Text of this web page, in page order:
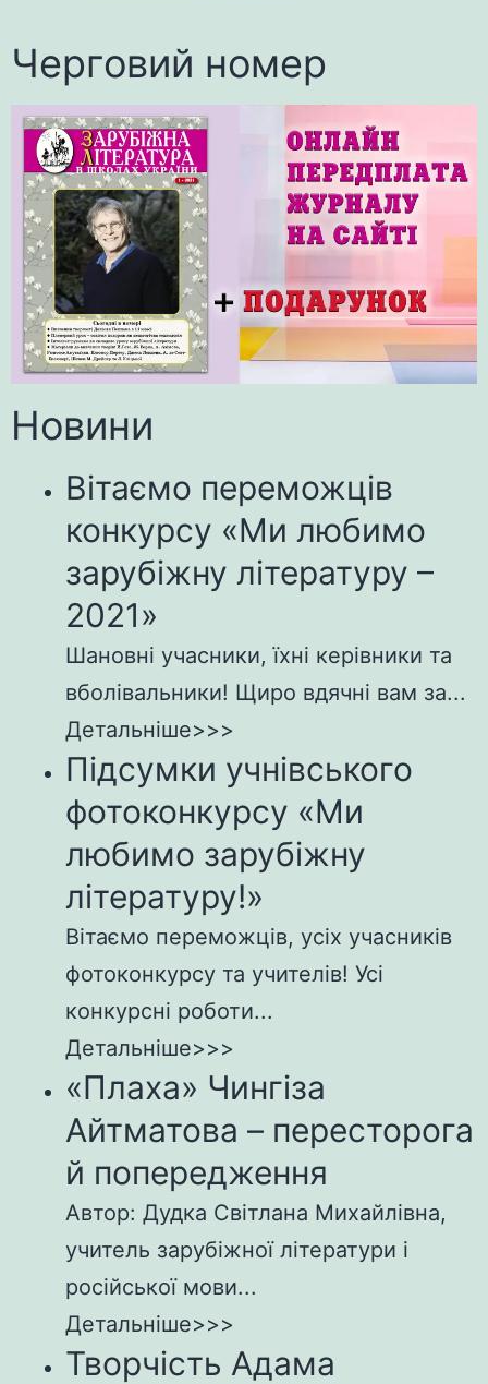
Черговий номер
Новини
Вітаємо переможців
конкурсу «Ми любимо
зарубіжну літературу –
2021»
Шановні учасники, їхні керівники та
вболівальники! Щиро вдячні вам за...
Детальніше>>>
Підсумки учнівського
фотоконкурсу «Ми
любимо зарубіжну
літературу!»
Вітаємо переможців, усіх учасників
фотоконкурсу та учителів! Усі
конкурсні роботи...
Детальніше>>>
«Плаха» Чингіза
Айтматова – пересторога
й попередження
Автор: Дудка Світлана Михайлівна,
учитель зарубіжної літератури і
російської мови...
Детальніше>>>
Творчість Адама